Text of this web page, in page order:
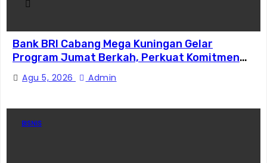
Bank BRI Cabang Mega Kuningan Gelar
Program Jumat Berkah, Perkuat Komitmen
untuk Saling Berbagai Kepada Masyarakat
Sekitar Kawasan Mega Kuningan
Agu 5, 2026 Admin
BISNIS